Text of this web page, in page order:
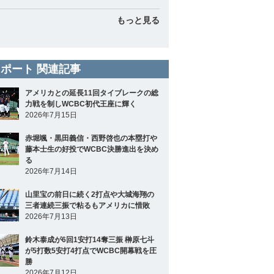
もっと見る
ート 関連記事
アメリカとの延長11回タイブレークの総
力戦を制しWCBC初代王座に輝く
2026年7月15日
赤堀颯・黒田義信・西野啓也の本塁打や
藤本士生の好投でWCBC決勝進出を決め
る
2026年7月14日
山里宝の前日に続く2打点や大城海翔の
三者連続三振で粘るもアメリカに惜敗
2026年7月13日
鈴木泰成が6回1安打14奪三振 榊原七斗
が5打数5安打4打点でWCBC開幕戦を圧
勝